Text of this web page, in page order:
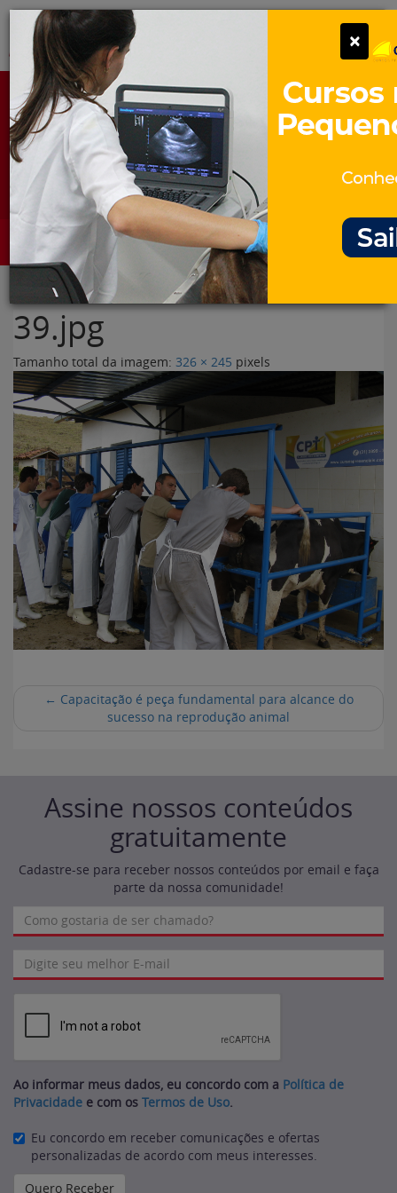
Pular
para
conteúdo
Portal para Profissionais Veterinários
Assine Gratuitamente
Categorias
39.jpg
Tamanho total da imagem: 326 × 245 pixels
← Capacitação é peça fundamental para alcance do
sucesso na reprodução animal
Assine nossos conteúdos
gratuitamente
Cadastre-se para receber nossos conteúdos por email e faça
parte da nossa comunidade!
Ao informar meus dados, eu concordo com a Política de
Privacidade e com os Termos de Uso.
Eu concordo em receber comunicações e ofertas
personalizadas de acordo com meus interesses.
×